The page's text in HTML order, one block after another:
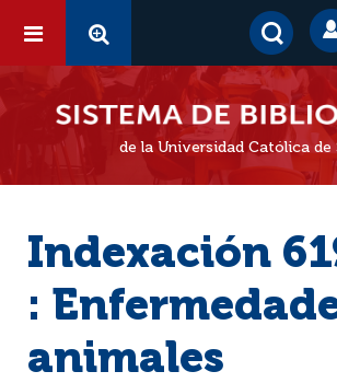
de la Universidad Católica de
Indexación
:
animales